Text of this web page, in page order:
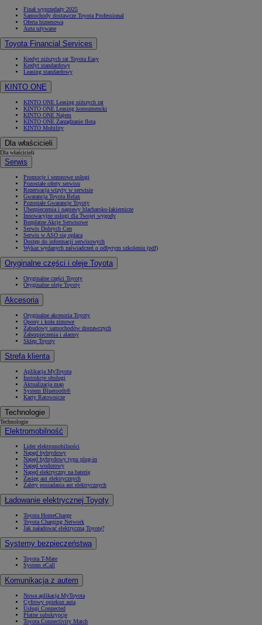
Finał wyprzedaży 2025
Samochody dostawcze Toyota Professional
Oferta biznesowa
Auta używane
Toyota Financial Services
Kredyt niższych rat Toyota Easy
Kredyt standardowy
Leasing standardowy
KINTO ONE
KINTO ONE Leasing niższych rat
KINTO ONE Leasing konsumencki
KINTO ONE Najem
KINTO ONE Zarządzanie flotą
KINTO Mobility
Dla właścicieli
Dla właścicieli
Serwis
Promocje i sezonowe usługi
Pozostałe oferty serwisu
Rezerwacja wizyty w serwisie
Gwarancja Toyota Relax
Pozostałe Gwarancje Toyoty
Ubezpieczenia i naprawy blacharsko-lakiernicze
Innowacyjne usługi dla Twojej wygody
Bezpłatne Akcje Serwisowe
Serwis Dobrych Cen
Serwis w ASO się opłaca
Dostęp do informacji serwisowych
Wykaz wydanych zaświadczeń o odbytym szkoleniu (pdf)
Oryginalne części i oleje Toyota
Oryginalne części Toyoty
Oryginalne oleje Toyoty
Akcesoria
Oryginalne akcesoria Toyoty
Opony i koła zimowe
Zabudowy samochodów dostawczych
Zabezpieczenia i alarmy
Sklep Toyoty
Strefa klienta
Aplikacja MyToyota
Instrukcje obsługi
Aktualizacja map
System Bluetooth®
Karty Ratownicze
Technologie
Technologie
Elektromobilność
Lider elektromobilności
Napęd hybrydowy
Napęd hybrydowy typu plug-in
Napęd wodorowy
Napęd elektryczny na baterię
Zasięg aut elektrycznych
Zalety posiadania aut elektrycznych
Ładowanie elektrycznej Toyoty
Toyota HomeCharge
Toyota Charging Network
Jak naładować elektryczną Toyotę?
Systemy bezpieczeństwa
Toyota T-Mate
System eCall
Komunikacja z autem
Nowa aplikacja MyToyota
Cyfrowy opiekun auta
Usługi Connected
Płatne subskrypcje
Toyota Connectivity Match